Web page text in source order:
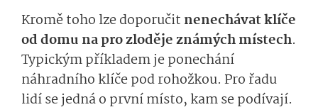
Kromě toho lze doporučit nenechávat klíče
od domu na pro zloděje známých místech.
Typickým příkladem je ponechání
náhradního klíče pod rohožkou. Pro řadu
lidí se jedná o první místo, kam se podívají.